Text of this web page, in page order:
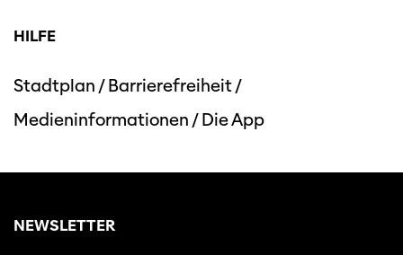
HILFE
Stadtplan /Barrierefreiheit/
Medieninformationen /Die App
NEWSLETTER